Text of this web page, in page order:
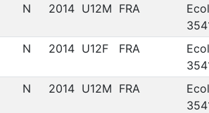
N 2014 U12M FRA
N 2014 U12F FRA
N 2014 U12M FRA